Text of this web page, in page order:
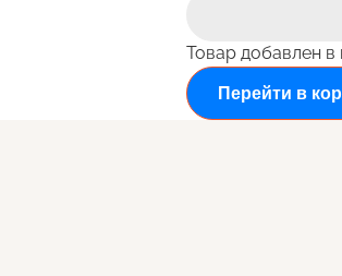
Товар добавлен в
Перейти в